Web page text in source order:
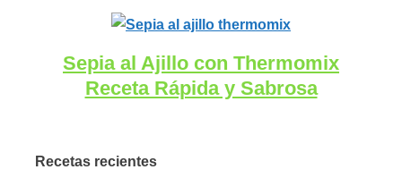
Sepia al Ajillo con Thermomix
Receta Rápida y Sabrosa
Recetas recientes